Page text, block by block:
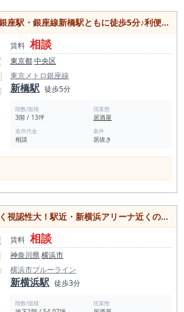
駅・銀座線新橋駅ともに徒歩5分♪利便性抜群好立地物件
賃料 相談
東京都中央区
東京メトロ銀座線
新橋駅 徒歩5分
階数/面積
3階 / 13坪
現業態
居酒屋
造作代金
相談
条件
居抜き
認性大！駅近・新横浜アリーナ近くの好立地物件
賃料 相談
神奈川県横浜市
横浜市ブルーライン
新横浜駅 徒歩3分
階数/面積 現業態